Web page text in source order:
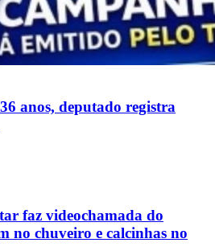
anos, deputado registra
faz videochamada do
no chuveiro e calcinhas no